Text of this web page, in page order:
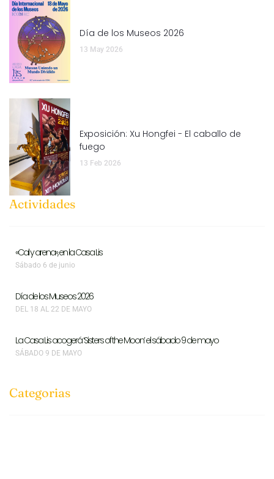
Día de los Museos 2026
13 May 2026
Exposición: Xu Hongfei - El caballo de
fuego
13 Feb 2026
Actividades
«Cal y arena», en la Casa Lis
Sábado 6 de junio
Día de los Museos 2026
DEL 18 AL 22 DE MAYO
La Casa Lis acogerá ‘Sisters of the Moon’ el sábado 9 de mayo
SÁBADO 9 DE MAYO
Categorias